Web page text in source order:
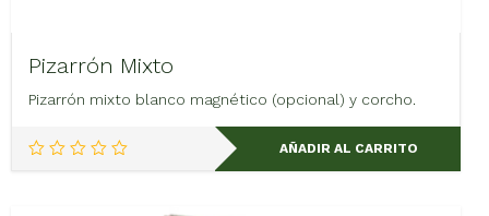
Pizarrón Mixto
Pizarrón mixto blanco magnético (opcional) y corcho.
AÑADIR AL CARRITO